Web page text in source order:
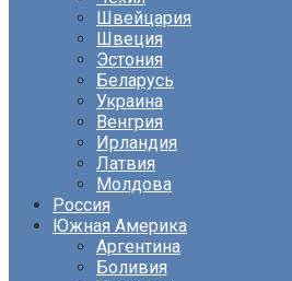
Швейцария
Швеция
Эстония
Беларусь
Украина
Венгрия
Ирландия
Латвия
Молдова
Россия
Южная Америка
Аргентина
Боливия